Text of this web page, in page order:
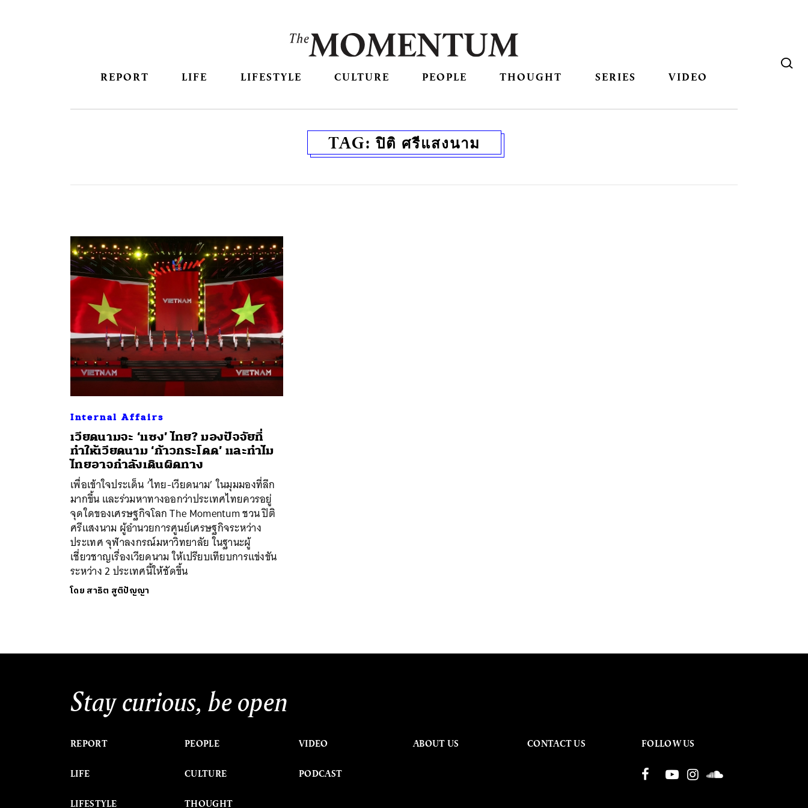
REPORT LIFE LIFESTYLE CULTURE PEOPLE THOUGHT SERIES VIDEO
TAG:ปิติ ศรีแสงนาม
Internal Affairs
เวียดนามจะ ‘แซง’ ไทย? มองปัจจัยที่
ทำให้เวียดนาม ‘ก้าวกระโดด’ และทำไม
ไทยอาจกำลังเดินผิดทาง
เพื่อเข้าใจประเด็น ‘ไทย-เวียดนาม’ ในมุมมองที่ลึก
มากขึ้น และร่วมหาทางออกว่าประเทศไทยควรอยู่
จุดใดของเศรษฐกิจโลก The Momentum ชวน ปิติ
ศรีแสงนาม ผู้อำนวยการศูนย์เศรษฐกิจระหว่าง
ประเทศ จุฬาลงกรณ์มหาวิทยาลัย ในฐานะผู้
เชี่ยวชาญเรื่องเวียดนาม ให้เปรียบเทียบการแข่งขัน
ระหว่าง 2 ประเทศนี้ให้ชัดขึ้น
โดย สาธิต สูติปัญญา
Stay curious, be open
REPORT
LIFE
LIFESTYLE
PEOPLE
CULTURE
THOUGHT
VIDEO
PODCAST
ABOUT US CONTACT US FOLLOW US